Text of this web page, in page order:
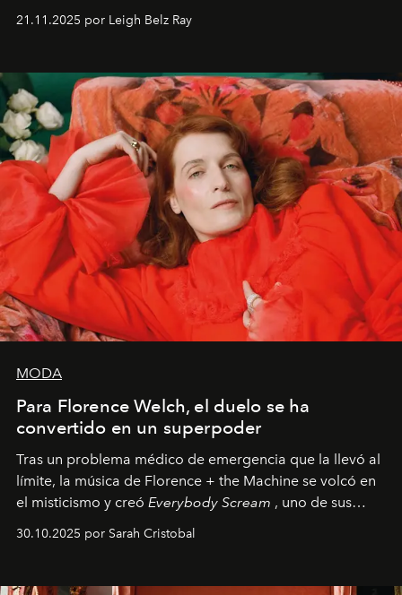
ocasiones, la introspección puede esperar. “Es
importa si no lo entienden’”, confiesa.
21.11.2025 por Leigh Belz Ray
MODA
Para Florence Welch, el duelo se ha
convertido en un superpoder
Tras un problema médico de emergencia que la llevó al
límite, la música de Florence + the Machine se volcó en
el misticismo y creó Everybody Scream , uno de sus
30.10.2025 por Sarah Cristobal